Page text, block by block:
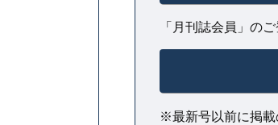
「月刊誌会員」の
※最新号以前に掲載